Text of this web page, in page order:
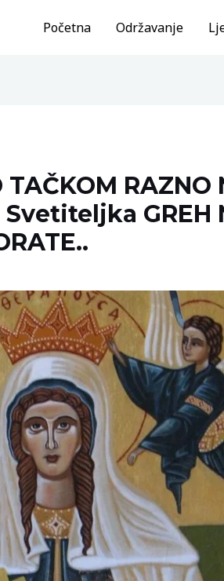
Početna Održavanje
TAČKOM RAZNO
Svetiteljka GREH